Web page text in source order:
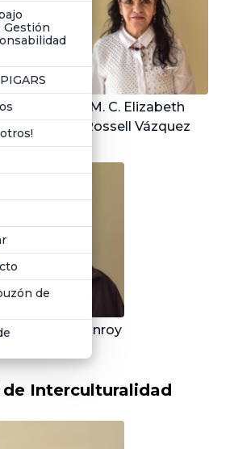
de
M. C. Elizabeth
Rossell Vázquez
C. Alberto Monroy
de Interculturalidad